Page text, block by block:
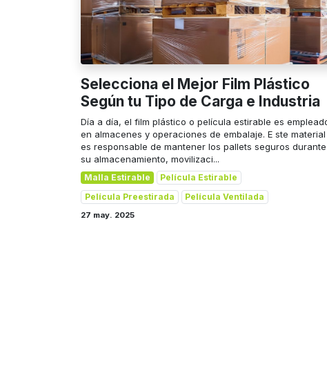
Selecciona el Mejor Film Plástico
Según tu Tipo de Carga e Industria
Día a día, el film plástico o película estirable es
en almacenes y operaciones de embalaje. E ste material
es responsable de mantener los pallets seguros durante
su almacenamiento, movilizaci...
Malla Estirable
Película Estirable
Película Preestirada
Película Ventilada
27 may. 2025